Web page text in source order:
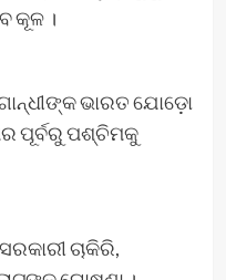
କୂଳ ।
ଭାରତ ଯୋଡ଼ୋ
ପୂର୍ବରୁ ପଶ୍ଚିମକୁ
ଚାକିରି,